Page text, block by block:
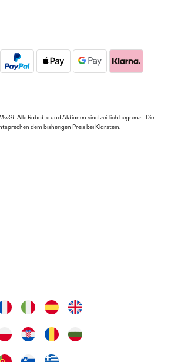
Alle Rabatte und Aktionen sind zeitlich begrenzt. Die
dem bisherigen Preis bei Klarstein.